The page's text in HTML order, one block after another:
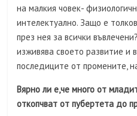
на малкия човек-
интелектуално. Защо е
през нея за всички
изживява своето развитие и
последиците от промените,
Вярно ли е,че много от
откопчват от пубертета до